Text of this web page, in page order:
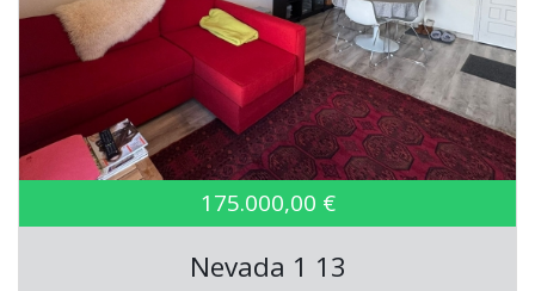
175.000,00 €
Nevada 1 13